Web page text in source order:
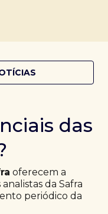
das
oferecem a
da Safra
periódico da